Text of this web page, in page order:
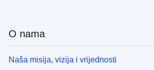
O nama
Naša misija, vizija i vrijednosti